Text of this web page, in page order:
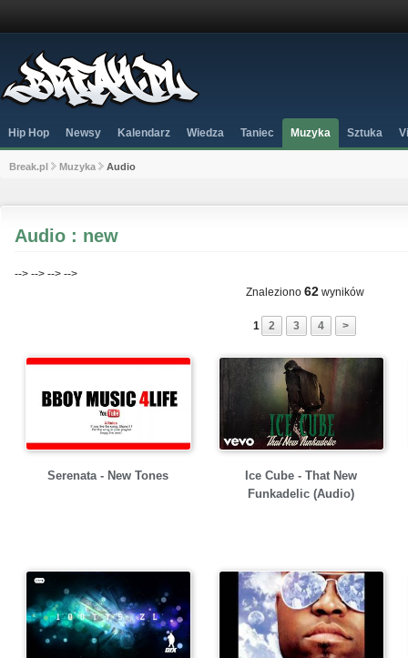
Hip Hop Newsy Kalendarz Wiedza Taniec Muzyka Sztuka
Break.pl Muzyka Audio
Audio : new
--> --> --> -->
Znaleziono 62 wyników
1 2 3 4 >
Serenata - New Tones
Ice Cube - That New
Funkadelic (Audio)